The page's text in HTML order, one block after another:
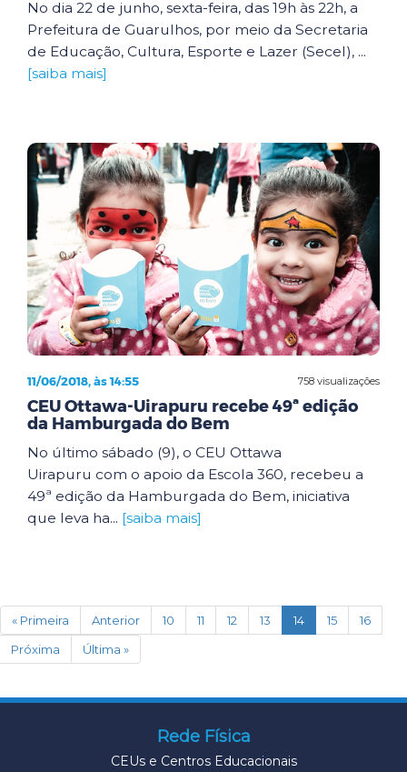
No dia 22 de junho, sexta-feira, das 19h às 22h, a
Prefeitura de Guarulhos, por meio da Secretaria
de Educação, Cultura, Esporte e Lazer (Secel), ...
[saiba mais]
758 visualizações
11/06/2018, às 14:55
CEU Ottawa-Uirapuru recebe 49ª edição
da Hamburgada do Bem
No último sábado (9), o CEU Ottawa
Uirapuru com o apoio da Escola 360, recebeu a
49ª edição da Hamburgada do Bem, iniciativa
que leva ha... [saiba mais]
« Primeira Anterior 10 11 12 13 14(current)
15
16
Próxima
Última »
Rede Física
CEUs e Centros Educacionais